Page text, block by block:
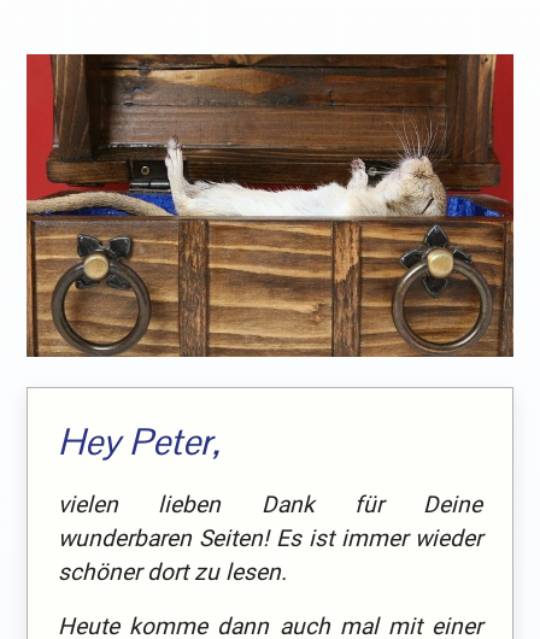
Hey Peter,
vielen lieben Dank für Deine
wunderbaren Seiten! Es ist immer wieder
schöner dort zu lesen.
Heute komme dann auch mal mit einer